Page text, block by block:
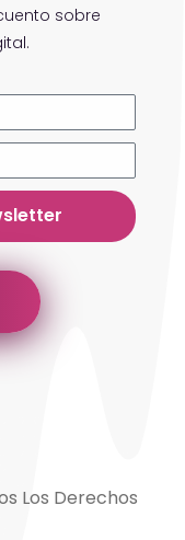
sobre
Los Derechos